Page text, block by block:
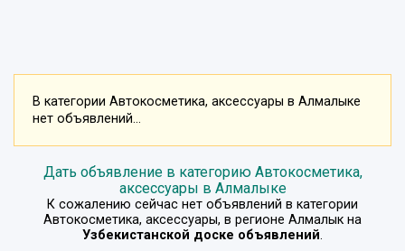
В категории Автокосметика, аксессуары в Алмалыке
нет объявлений...
Дать объявление в категорию Автокосметика,
аксессуары в Алмалыке
К сожалению сейчас нет объявлений в категории
Автокосметика, аксессуары, в регионе Алмалык на
Узбекистанской доске объявлений.